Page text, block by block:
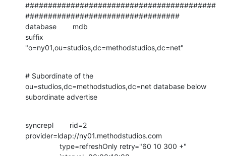
##########################################
##################################
database        mdb
suffix
"o=ny01,ou=studios,dc=methodstudios,dc=net"
# Subordinate of the
ou=studios,dc=methodstudios,dc=net database below
subordinate advertise
syncrepl        rid=2
provider=ldap://ny01.methodstudios.com